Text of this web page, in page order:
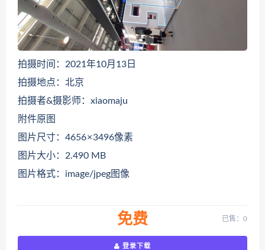
拍摄时间：2021年10月13日
拍摄地点：北京
拍摄者&摄影师：xiaomaju
附件原图
图片尺寸：4656 × 3496像素
图片大小：2.490 MB
图片格式：image/jpeg图像
免费 已售：0
登录下载